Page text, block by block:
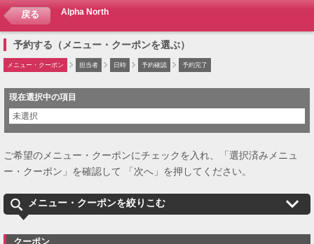
戻る Alpha North
予約する（メニュー・クーポンを選ぶ）
メニュー・クーポン 担当者 日時 予約確認 予約完了
現在選択中の項目
未選択
ご希望のメニュー・クーポンにチェックを入れ、「選択済みメニュ
ー・クーポン」を確認して 「次へ」を押してください。
メニュー・クーポンを絞りこむ
クーポン